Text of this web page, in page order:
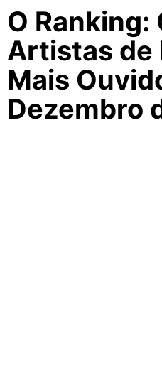
O Ranking:
Artistas de
Mais
Dezembro